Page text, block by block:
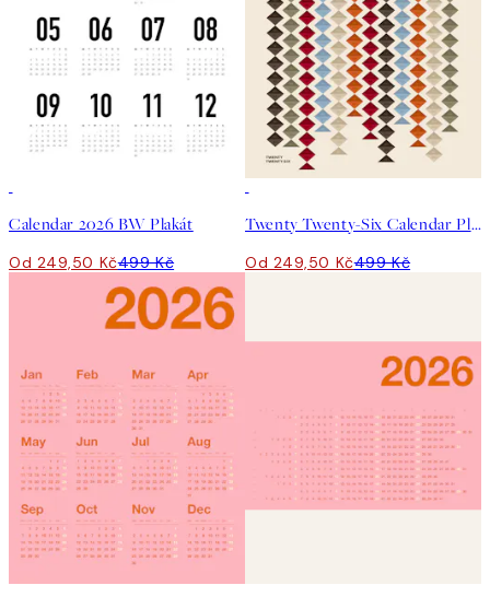
Calendar 2026 BW Plakát
Od 249,50 Kč499 Kč
Twenty Twenty-Six Calendar Plakát
Od 249,50 Kč499 Kč